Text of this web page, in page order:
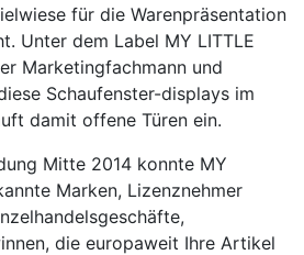
für die Warenpräsentation
Unter dem Label MY LITTLE
Marketingfachmann und
Schaufenster-displays im
damit offene Türen ein.
Mitte 2014 konnte MY
Marken, Lizenznehmer
die europaweit Ihre Artikel